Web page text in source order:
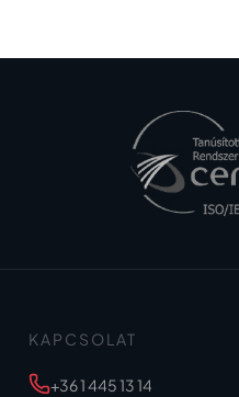
KAPCSOLAT
+36 1 445 13 14